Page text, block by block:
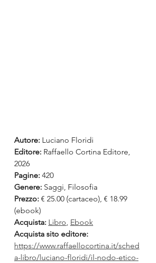
Autore: Luciano Floridi
Editore: Raffaello Cortina Editore,
2026
Pagine: 420
Genere: Saggi, Filosofia
Prezzo: € 25.00 (cartaceo), € 18.99
(ebook)
Acquista: Libro, Ebook
Acquista sito editore:
https://www.raffaellocortina.it/sched
a-libro/luciano-floridi/il-nodo-etico-